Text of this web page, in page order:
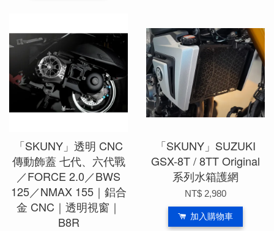
「SKUNY」透明 CNC
傳動飾蓋 七代、六代戰
／FORCE 2.0／BWS
125／NMAX 155｜鋁合
金 CNC｜透明視窗｜
B8R
「SKUNY」SUZUKI
GSX-8T / 8TT Original
系列水箱護網
NT$ 2,980
加入購物車